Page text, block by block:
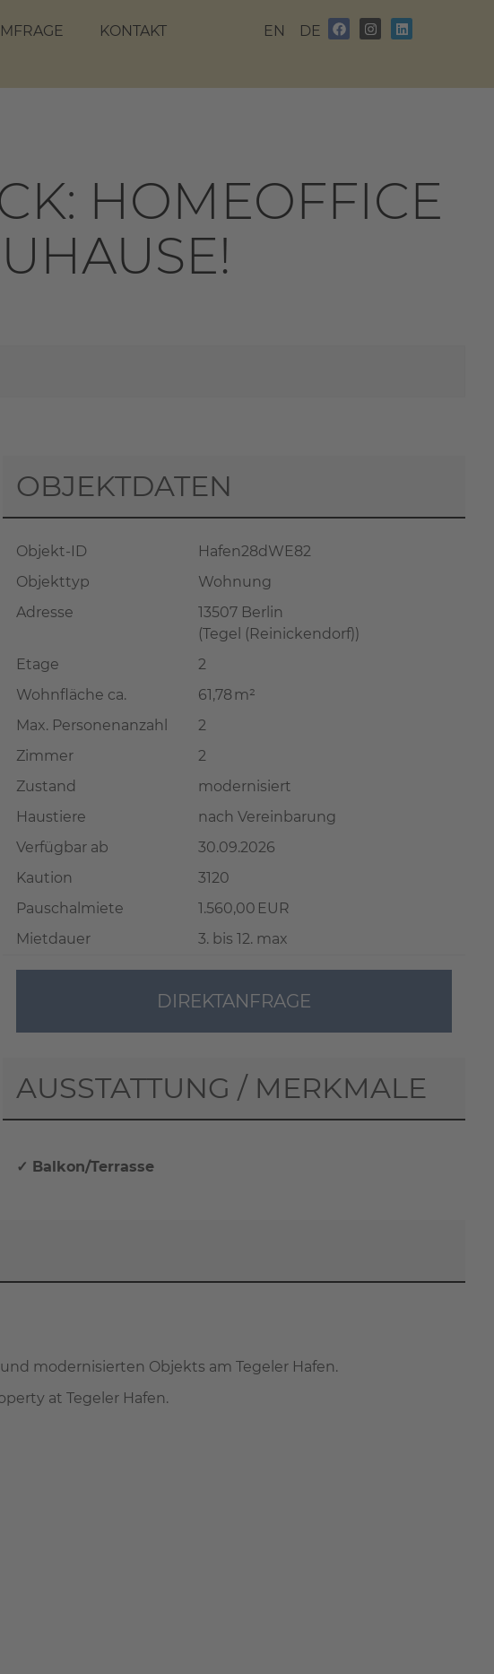
KONTAKT
EN DE
HOMEOFFICE
OBJEKTDATEN
Objekt-ID
Hafen28dWE82
Objekttyp
Wohnung
Adresse
13507 Berlin
(Tegel (Reinickendorf))
Etage
2
Wohnfläche ca.
61,78 m²
Max. Personenanzahl
2
Zimmer
2
Zustand
modernisiert
Haustiere
nach Vereinbarung
Verfügbar ab
30.09.2026
Kaution
3120
Pauschalmiete
1.560,00 EUR
Mietdauer
3. bis 12. max
DIREKTANFRAGE
AUSSTATTUNG / MERKMALE
✓ Balkon/Terrasse
modernisierten Objekts am Tegeler Hafen.
at Tegeler Hafen.